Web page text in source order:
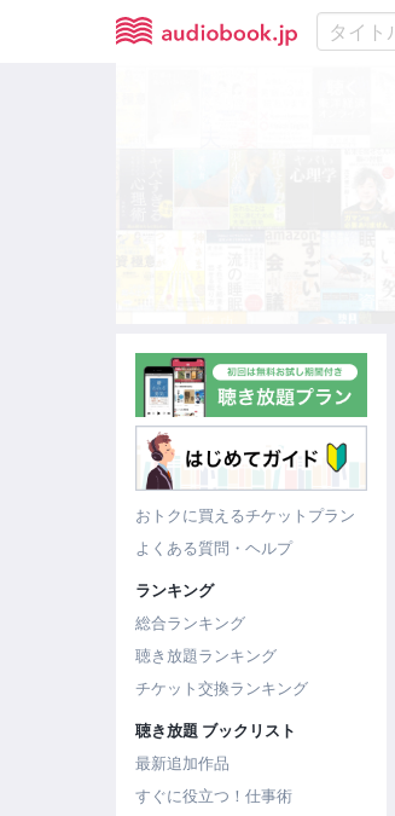
おトクに買えるチケットプラン
よくある質問・ヘルプ
ランキング
総合ランキング
聴き放題ランキング
チケット交換ランキング
聴き放題 ブックリスト
最新追加作品
すぐに役立つ！仕事術